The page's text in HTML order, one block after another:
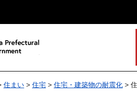
住まい > 住宅 > 住宅・建築物の耐震化 >